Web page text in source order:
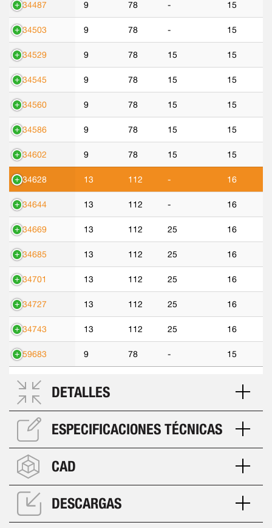
534487 9 78 - 15
534503 9 78 - 15
534529 9 78 15 15
534545 9 78 15 15
534560 9 78 15 15
534586 9 78 15 15
534602 9 78 15 15
534628 13 112 - 16
534644 13 112 - 16
534669 13 112 25 16
534685 13 112 25 16
534701 13 112 25 16
534727 13 112 25 16
534743 13 112 25 16
559683 9 78 - 15
DETALLES
ESPECIFICACIONES TÉCNICAS
CAD
DESCARGAS